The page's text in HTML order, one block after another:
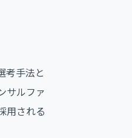
考手法と
サルファ
用される